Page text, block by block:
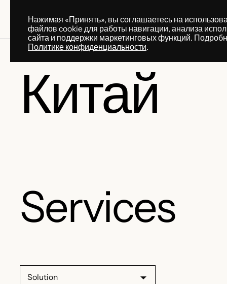
ПРАКТИКИ
ПРАКТИКИ
УСЛУГИ
УСЛУГИ
Китай
Services
Solution
Нажимая «Принять», вы соглашаетесь на
файлов cookie для работы навигации, анализа
сайта и поддержки маркетинговых функций.
Политике конфиденциальности.